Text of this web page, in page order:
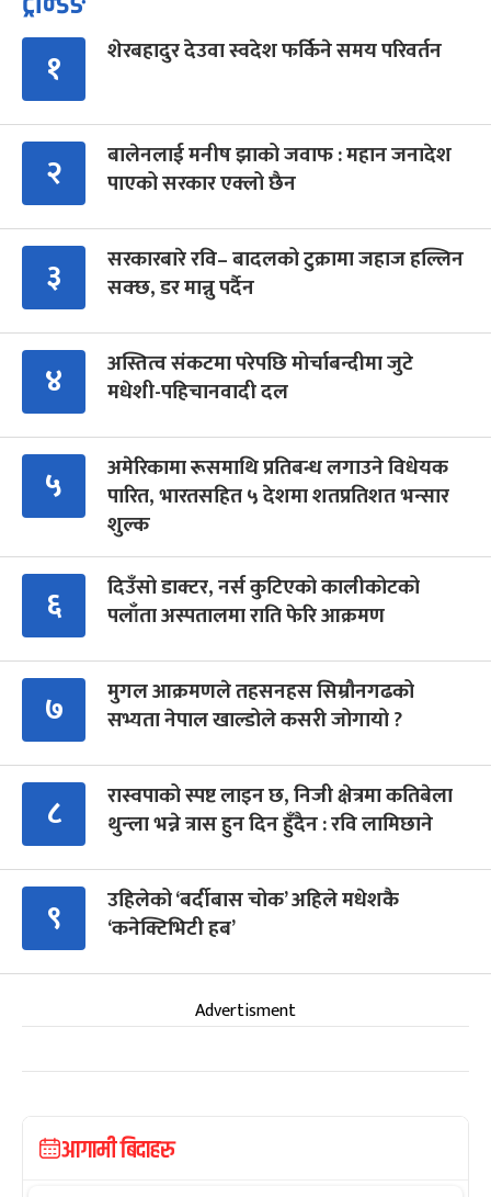
१ शेरबहादुर देउवा स्वदेश फर्किने समय परिवर्तन
२
बालेनलाई मनीष झाको जवाफ : महान जनादेश
पाएको सरकार एक्लो छैन
३
सरकारबारे रवि– बादलको टुक्रामा जहाज हल्लिन
सक्छ, डर मान्नु पर्दैन
४
अस्तित्व संकटमा परेपछि मोर्चाबन्दीमा जुटे
मधेशी-पहिचानवादी दल
५
अमेरिकामा रूसमाथि प्रतिबन्ध लगाउने विधेयक
पारित, भारतसहित ५ देशमा शतप्रतिशत भन्सार
शुल्क
६
दिउँसो डाक्टर, नर्स कुटिएको कालीकोटको
पलाँता अस्पतालमा राति फेरि आक्रमण
७
मुगल आक्रमणले तहसनहस सिम्रौनगढको
सभ्यता नेपाल खाल्डोले कसरी जोगायो ?
८
रास्वपाको स्पष्ट लाइन छ, निजी क्षेत्रमा कतिबेला
थुन्ला भन्ने त्रास हुन दिन हुँदैन : रवि लामिछाने
९
उहिलेको ‘बर्दीबास चोक’ अहिले मधेशकै
‘कनेक्टिभिटी हब’
Advertisment
आगामी बिदाहरु